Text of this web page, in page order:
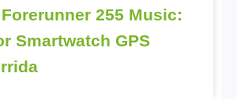
255 Music:
Smartwatch GPS